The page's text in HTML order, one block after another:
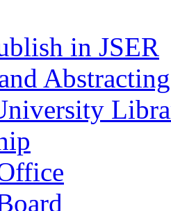
in JSER
Abstracting